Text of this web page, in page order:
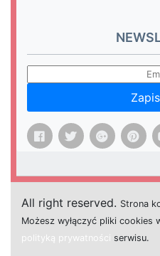
All right reserved. Strona k
Możesz wyłączyć pliki cookies
polityką prywatności serwisu.